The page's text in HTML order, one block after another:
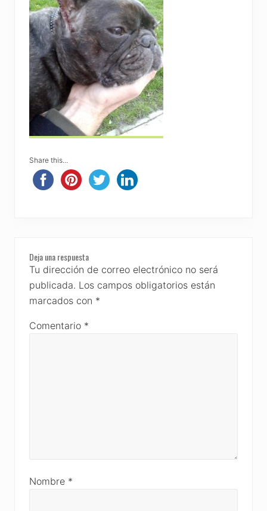
Share this...
Reader
Interactions
Deja una respuesta
Tu dirección de correo electrónico no será
publicada. Los campos obligatorios están
marcados con *
Comentario *
Nombre *